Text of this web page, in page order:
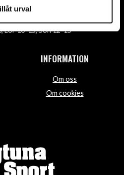
urval
29, Sigtuna
Lör 10-15, Sön 12-15
INFORMATION
Om oss
Om cookies